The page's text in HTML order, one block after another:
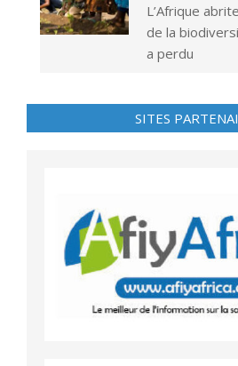
L’Afrique
de la
a perdu
SITES